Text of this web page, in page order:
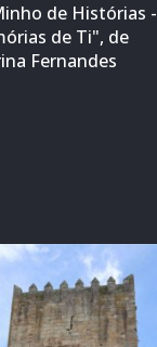
de Histórias -
de Ti", de
Fernandes